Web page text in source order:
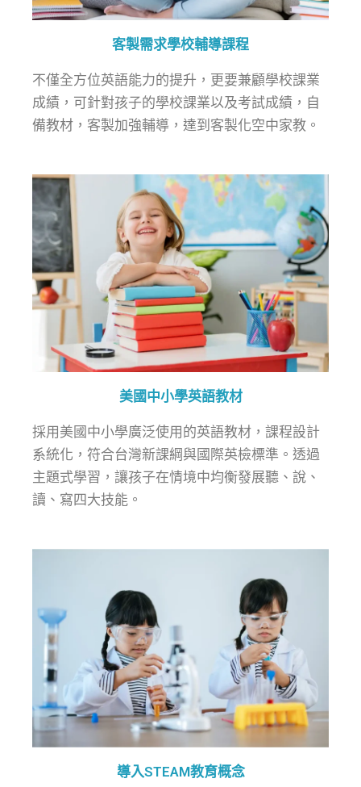
客製需求學校輔導課程
不僅全方位英語能力的提升，更要兼顧學校課業
成績，可針對孩子的學校課業以及考試成績，自
備教材，客製加強輔導，達到客製化空中家教。
美國中小學英語教材
採用美國中小學廣泛使用的英語教材，課程設計
系統化，符合台灣新課綱與國際英檢標準。透過
主題式學習，讓孩子在情境中均衡發展聽、說、
讀、寫四大技能。
導入STEAM教育概念